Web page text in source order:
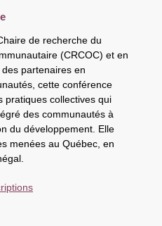
de recherche du
(CRCOC) et en
partenaires en
cette conférence
pratiques collectives qui
des communautés à
du développement. Elle
menées au Québec, en